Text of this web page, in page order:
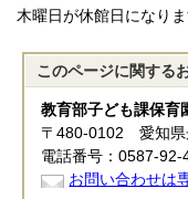
木曜日が休館日になりま
このページに関する
教育部子ども課保育
〒480-0102 愛知県
電話番号：0587-
お問い合わせは